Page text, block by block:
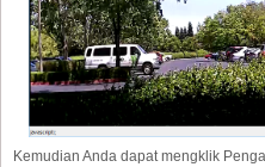
Kemudian Anda dapat mengklik